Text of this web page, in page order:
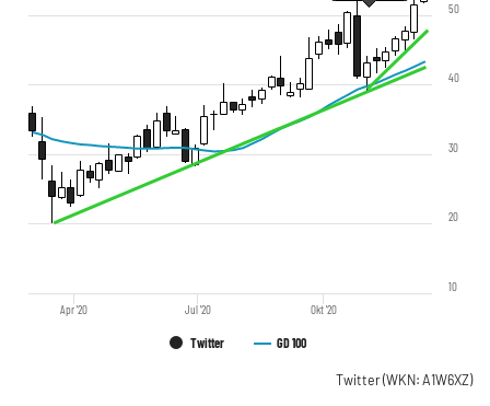
Twitter GD 100
Apr '20 Jul '20 Okt '20
10
20
30
40
50
Twitter(WKN: A1W6XZ)